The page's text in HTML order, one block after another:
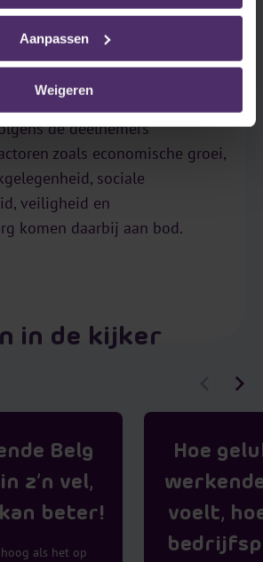
Aanpassen
Weigeren
welzijn
we hoe goed de
de deelnemers
zoals economische groei,
sociale
veiligheid en
komen daarbij aan bod.
in de kijker
Belg
z’n vel,
beter!
als het op
Hoe
voelt,